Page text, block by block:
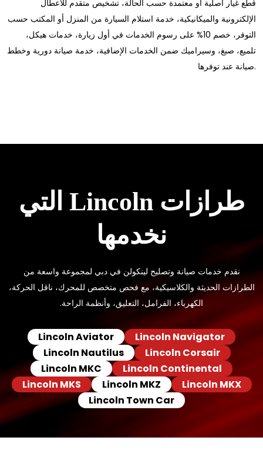
قطع غيار أصلية أو معتمدة حسب الحالة، تشخيص متقدم للأعطال
الإلكترونية والميكانيكية، خدمة استلام السيارة من المنزل أو المكتب حسب
التوفر، خصم 10% على رسوم الخدمات في أول زيارة، خدمات هيكل،
تلميع، صبغ، وسيراميك ضمن الخدمات الإضافية، خدمة صيانة دورية وخطط
صيانة عند توفرها.
طرازات Lincoln التي
نخدمها
نقدم خدمات صيانة وتصليح لينكولن في دبي لمجموعة واسعة من
الطرازات الحديثة والكلاسيكية، مع فحص متخصص للمحرك، ناقل الحركة،
الكهرباء، الفرامل، التعليق، وأنظمة الراحة.
Lincoln Navigator
Lincoln Aviator
Lincoln Corsair
Lincoln Nautilus
Lincoln Continental
Lincoln MKC
Lincoln MKX
Lincoln MKZ
Lincoln MKS
Lincoln Town Car